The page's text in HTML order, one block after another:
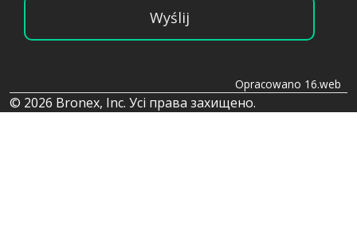
Wyślij
Opracowano 16.web
© 2026 Bronex, Inc. Усі права захищено.